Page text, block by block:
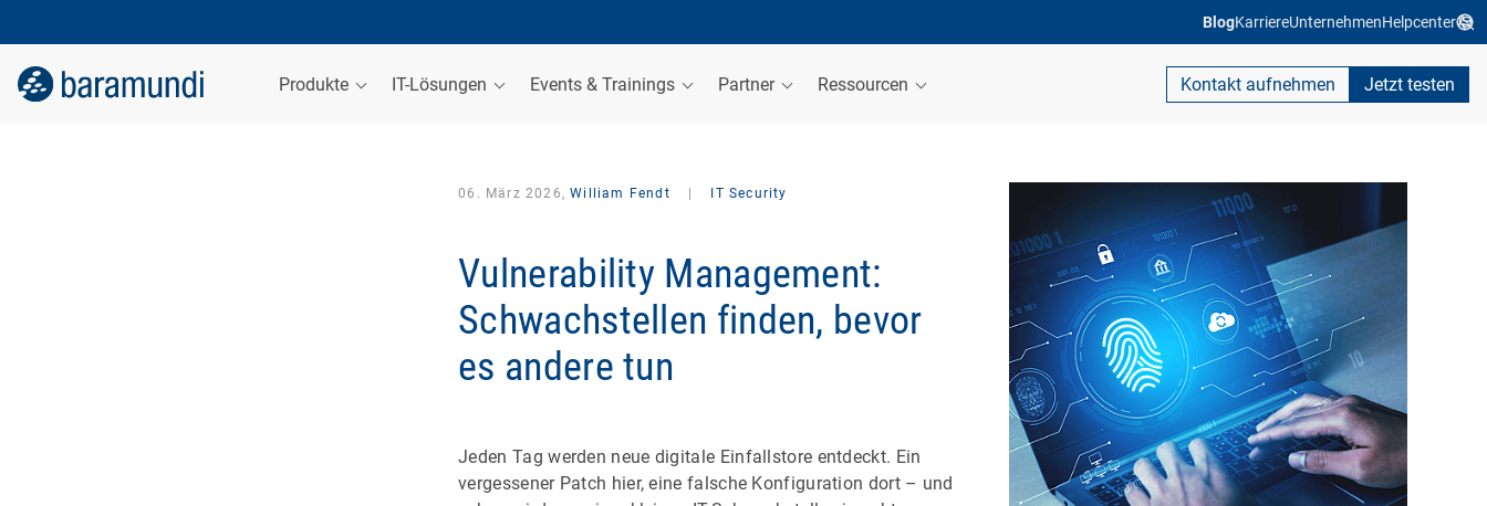
BlogKarriereUnternehmenHelpcenter
Produkte IT-Lösungen Events & Trainings Partner Ressourcen Kontakt aufnehmen Jetzt testen
06. März 2026,William Fendt IT Security
Vulnerability Management:
Schwachstellen finden, bevor
es andere tun
Jeden Tag werden neue digitale Einfallstore entdeckt. Ein
vergessener Patch hier, eine falsche Konfiguration dort – und